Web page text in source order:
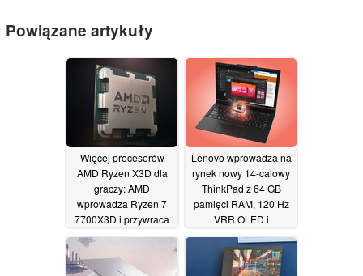
Powiązane artykuły
Więcej procesorów
AMD Ryzen X3D dla
graczy: AMD
wprowadza Ryzen 7
7700X3D i przywraca
Ryzen 7 5800X3D
Lenovo wprowadza na
rynek nowy 14-calowy
ThinkPad z 64 GB
pamięci RAM, 120 Hz
VRR OLED i
procesorami AMD
01/06/2026